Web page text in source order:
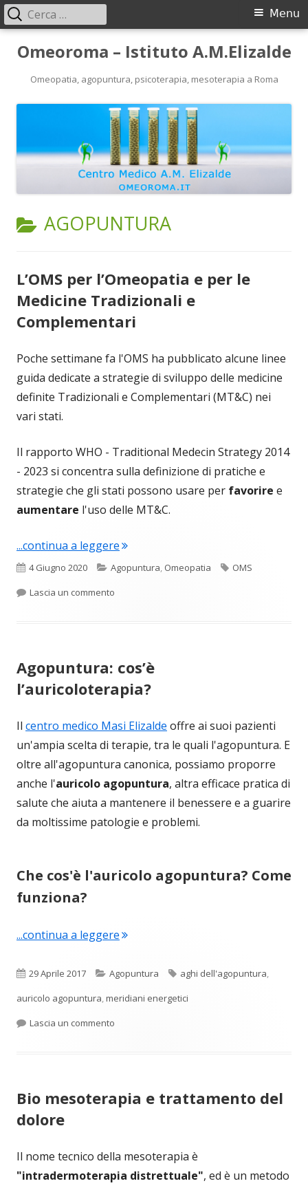
contenuto
Omeoroma – Istituto A.M.Elizalde
Omeopatia, agopuntura, psicoterapia, mesoterapia a Roma
Menu
principale
Menu
Ricerca
per:
CATEGORIA:
AGOPUNTURA
L’OMS per l’Omeopatia e per le
Medicine Tradizionali e
Complementari
Poche settimane fa l'OMS ha pubblicato alcune linee
guida dedicate a strategie di sviluppo delle medicine
definite Tradizionali e Complementari (MT&C) nei
vari stati.
Il rapporto WHO - Traditional Medecin Strategy 2014
- 2023 si concentra sulla definizione di pratiche e
strategie che gli stati possono usare per favorire e
aumentare l'uso delle MT&C.
...continua a leggere"L’OMS per l’Omeopatia e per le
Pubblicato
4 Giugno 2020 Categorie
Agopuntura, Omeopatia Tag
OMS
Lascia un commento
Agopuntura: cos’è
l’auricoloterapia?
Il centro medico Masi Elizalde offre ai suoi pazienti
un'ampia scelta di terapie, tra le quali l'agopuntura. E
oltre all'agopuntura canonica, possiamo proporre
anche l'auricolo agopuntura, altra efficace pratica di
salute che aiuta a mantenere il benessere e a guarire
da moltissime patologie e problemi.
Che cos'è l'auricolo agopuntura? Come
funziona?
...continua a leggere"Agopuntura: cos’è
Pubblicato
29 Aprile 2017 Categorie
Agopuntura Tag
aghi dell'agopuntura,
auricolo agopuntura,meridiani energetici
Lascia un commento
Bio mesoterapia e trattamento del
dolore
Il nome tecnico della mesoterapia è
"intradermoterapia distrettuale", ed è un metodo